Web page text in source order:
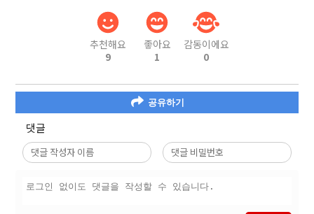
추천해요
9
좋아요
1
감동이에요
0
공유하기
댓글